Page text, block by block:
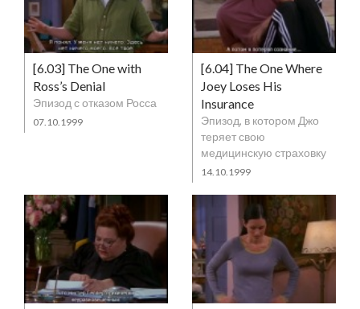
[6.03] The One with
Ross’s Denial
Эпизод с отказом Росса
07.10.1999
[6.04] The One Where
Joey Loses His
Insurance
Эпизод, в котором Джо
теряет свою
медицинскую страховку
14.10.1999